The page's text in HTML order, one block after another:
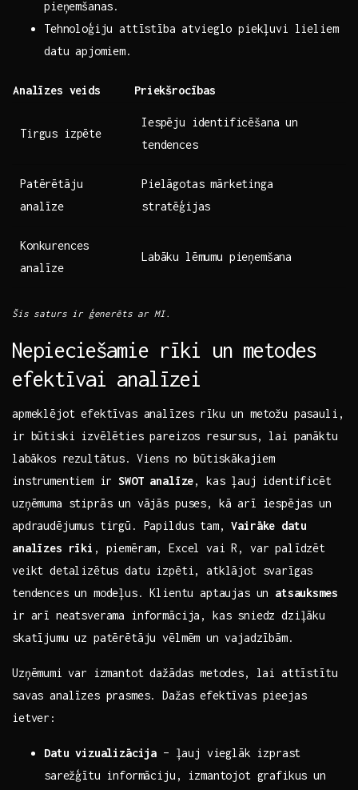
pieņemšanas.
Tehnoloģiju attīstība atvieglo‍ piekļuvi lieliem
datu apjomiem.
Analīzes veids Priekšrocības
Tirgus izpēte
Iespēju identificēšana un
tendences
Patērētāju
analīze
Pielāgotas mārketinga​
stratēģijas
Konkurences
analīze
Labāku lēmumu pieņemšana
Šis saturs ir ģenerēts ar MI.
Nepieciešamie rīki un metodes
efektīvai ​analīzei
apmeklējot efektīvas analīzes rīku un metožu pasauli,
ir būtiski izvēlēties pareizos resursus, lai panāktu
⁤labākos ​rezultātus.⁣ Viens no būtiskākajiem
instrumentiem⁤ irSWOT analīze, kas ļauj‌ identificēt
uzņēmuma stiprās un vājās puses,‍ kā arī iespējas un
apdraudējumus​ tirgū. Papildus tam,‌Vairāke datu
analīzes rīki , piemēram, Excel vai R, var ‍palīdzēt
veikt detalizētus datu izpēti, atklājot svarīgas
tendences ​un ​modeļus. ⁤Klientu aptaujas un​ atsauksmes
ir arī neatsverama informācija, kas sniedz dziļāku
skatījumu uz patērētāju vēlmēm un ⁤vajadzībām.
Uzņēmumi⁤ var izmantot dažādas metodes, lai attīstītu
savas analīzes prasmes. Dažas efektīvas pieejas ​
ietver:
Datu vizualizācija – ļauj⁣ vieglāk izprast
sarežģītu informāciju, izmantojot grafikus un